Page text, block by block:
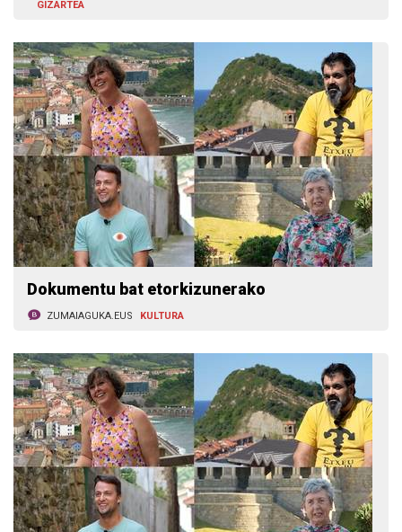
GIZARTEA
Dokumentu bat etorkizunerako
ZUMAIAGUKA.EUS KULTURA